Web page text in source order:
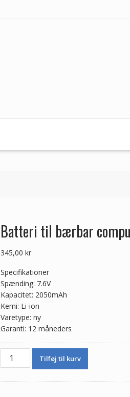
Batteri til bærbar
345,00 kr
Specifikationer
Spænding: 7.6V
Kapacitet: 2050mAh
Kemi: Li-ion
Varetype: ny
Garanti: 12 måneders
Batteri
Tilføj til kurv